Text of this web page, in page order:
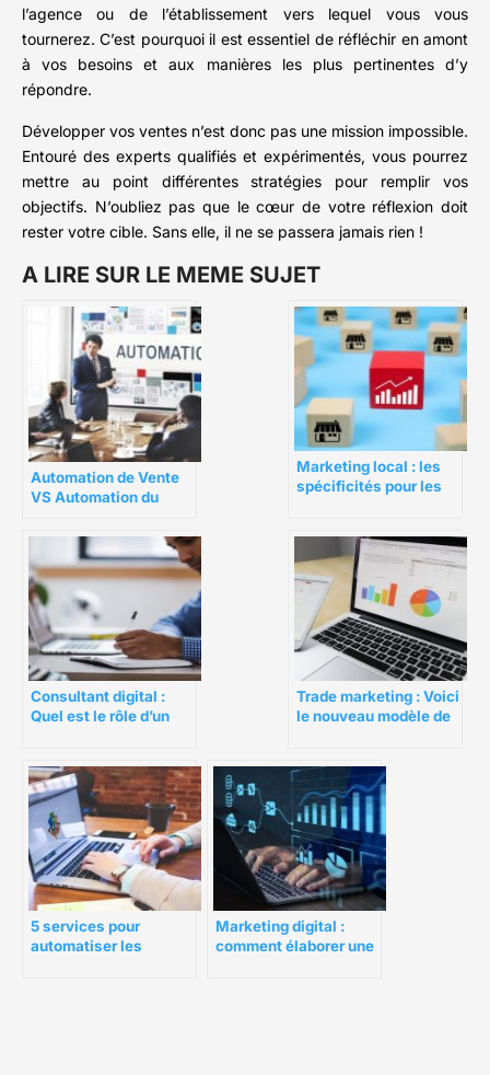
l’agence ou de l’établissement vers lequel vous vous
tournerez. C’est pourquoi il est essentiel de réfléchir en amont
à vos besoins et aux manières les plus pertinentes d’y
répondre.
Développer vos ventes n’est donc pas une mission impossible.
Entouré des experts qualifiés et expérimentés, vous pourrez
mettre au point différentes stratégies pour remplir vos
objectifs. N’oubliez pas que le cœur de votre réflexion doit
rester votre cible. Sans elle, il ne se passera jamais rien !
A LIRE SUR LE MEME SUJET
Automation de Vente
VS Automation du
différence ?
Marketing local : les
spécificités pour les
Consultant digital :
Quel est le rôle d’un
Trade marketing : Voici
le nouveau modèle de
5 services pour
automatiser les
Marketing digital :
comment élaborer une